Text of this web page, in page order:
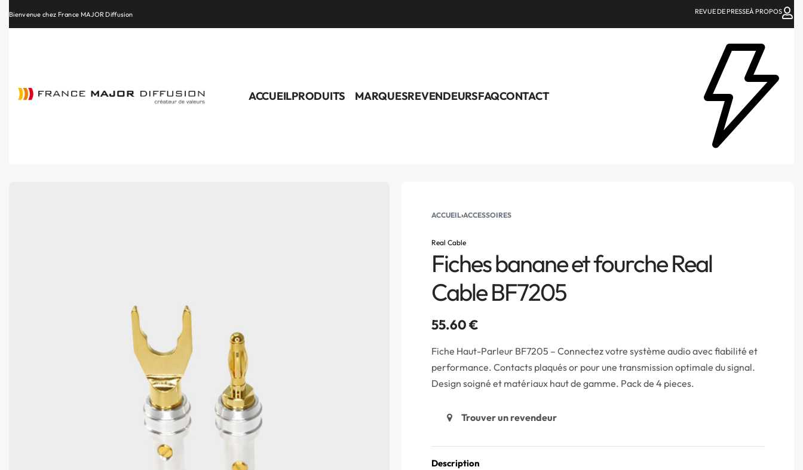
Retrouvez les plus belles marques de la HiFi, de l’intégration et du Home Cinéma REVUE DE PRESSEÀ PROPOS
ACCUEILPRODUITS MARQUESREVENDEURSFAQCONTACT
ACCUEIL›ACCESSOIRES
Real Cable
Fiches banane et fourche Real
Cable BF7205
55.60€
Fiche Haut-Parleur BF7205 – Connectez votre système audio avec fiabilité et
performance. Contacts plaqués or pour une transmission optimale du signal.
Design soigné et matériaux haut de gamme. Pack de 4 pieces.
Trouver un revendeur
Description